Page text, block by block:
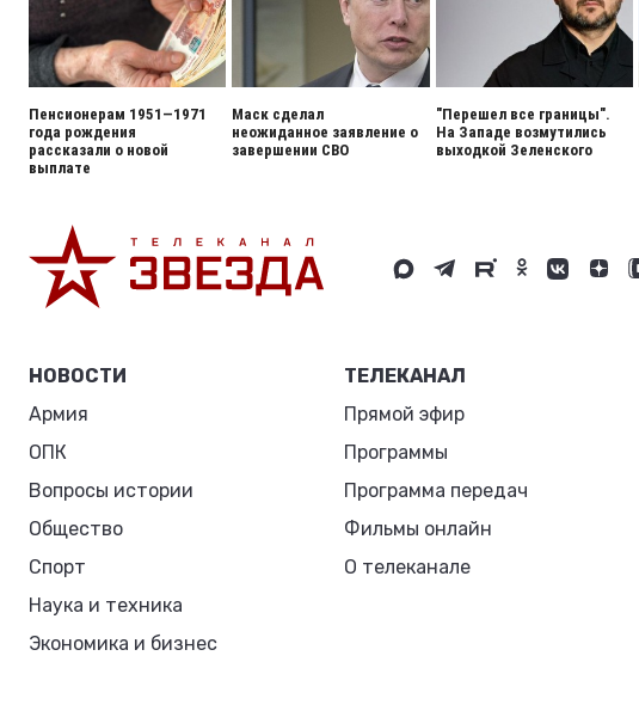
Пенсионерам 1951—1971
года рождения
рассказали о новой
выплате
Маск сделал
неожиданное заявление о
завершении СВО
"Перешел все границы".
На Западе возмутились
выходкой Зеленского
НОВОСТИ
Армия
ОПК
Вопросы истории
Общество
Спорт
Наука и техника
Экономика и бизнес
ТЕЛЕКАНАЛ
Прямой эфир
Программы
Программа передач
Фильмы онлайн
О телеканале